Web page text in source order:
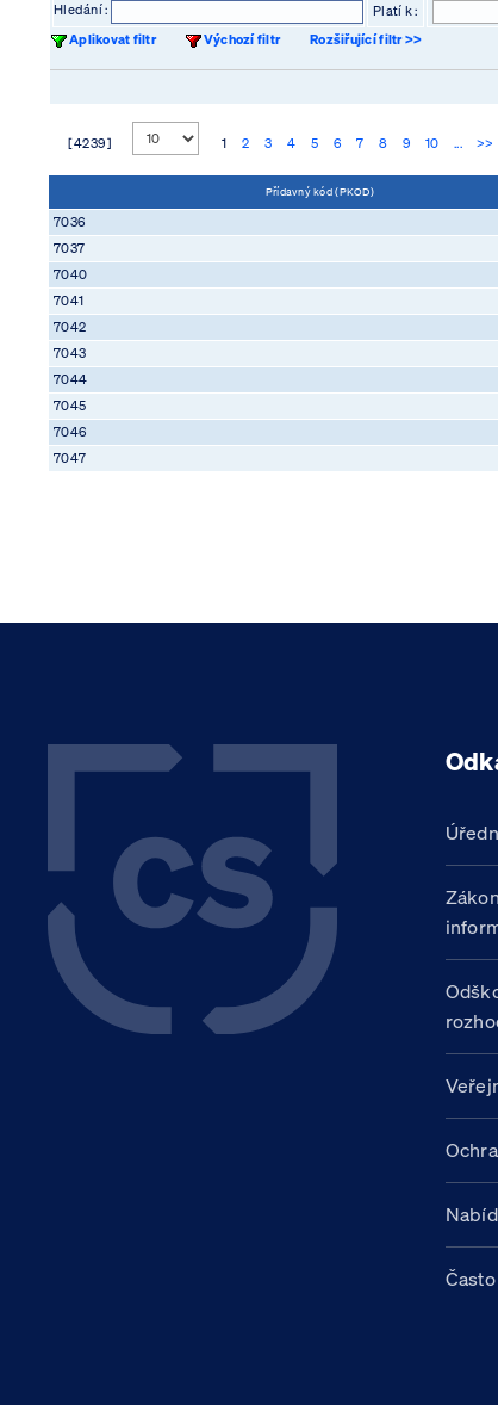
Hledání :
Platí k :
Aplikovat filtr
Výchozí filtr Rozšiřující filtr >>
[ 4239 ] 1 2 3 4 5 6 7 8 9 10 ... >>
Přídavný kód (PKOD)
7036
7037
7040
7041
7042
7043
7044
7045
7046
7047